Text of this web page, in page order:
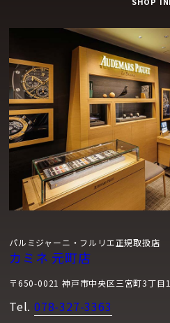
パルミジャーニ・フルリエ正規取扱店
カミネ 元町店
〒650-0021 神戸市中央区三宮町3丁目
Tel. 078-327-3363